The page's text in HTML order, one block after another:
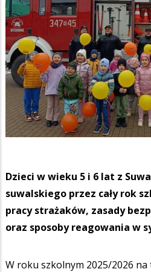
Dzieci w wieku 5 i 6 lat z
suwalskiego przez cały rok
pracy strażaków, zasady
oraz sposoby reagowania w
W roku szkolnym 2025/2026